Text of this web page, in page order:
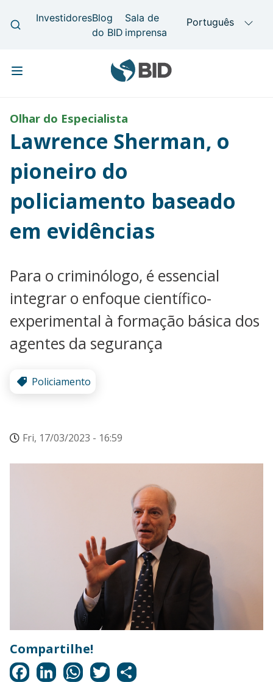
Olhar do Especialista
Lawrence Sherman, o
pioneiro do
policiamento baseado
em evidências
Para o criminólogo, é essencial
integrar o enfoque científico-
experimental à formação básica dos
agentes da segurança
Policiamento
Fri, 17/03/2023 - 16:59